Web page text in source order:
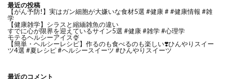
最近の投稿
【がん予防!】実はガン細胞が大嫌いな食材5選 #健康 # #健康情報 #雑
学
【健康雑学】シラスと縮緬雑魚の違い
すでに心が限界を迎えているサイン5選 #健康 #雑学 #心理学
モテるヘルシーアイス🍨
【簡単・ヘルシーレシピ】作るのも食べるのも楽しい❣️ひんやりスイー
ツ4選 #夏レシピ #ヘルシースイーツ #ひんやりスイーツ
最近のコメント